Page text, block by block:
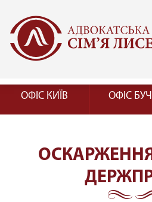
ОФІС КИЇВ ОФІС